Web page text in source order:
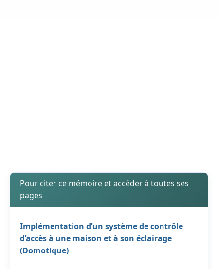
Pour citer ce mémoire et accéder à toutes ses
pages
Implémentation d’un système de contrôle
d’accès à une maison et à son éclairage
(Domotique)